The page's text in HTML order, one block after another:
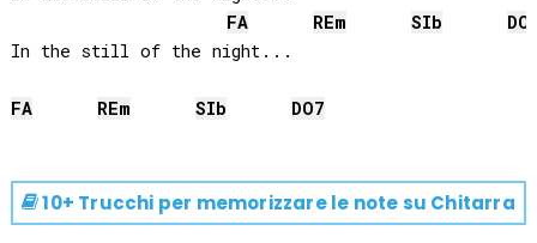
FA
REm SIb DO
In the still of the night...
FA REm SIb DO7
10+ Trucchi per memorizzare le note su Chitarra